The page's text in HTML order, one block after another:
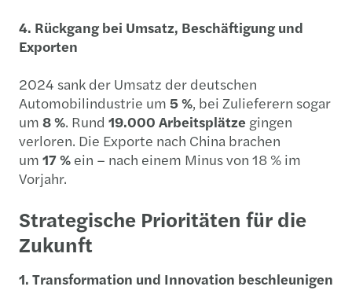
4. Rückgang bei Umsatz, Beschäftigung und
Exporten
2024 sank der Umsatz der deutschen
Automobilindustrie um 5 %, bei Zulieferern sogar
um 8 %. Rund 19.000 Arbeitsplätze gingen
verloren. Die Exporte nach China brachen
um 17 % ein – nach einem Minus von 18 % im
Vorjahr.
Strategische Prioritäten für die
Zukunft
1. Transformation und Innovation beschleunigen